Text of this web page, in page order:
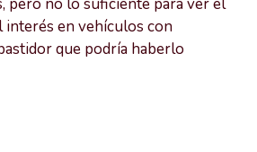
pero no lo suficiente para ver el
en vehículos con
que podría haberlo